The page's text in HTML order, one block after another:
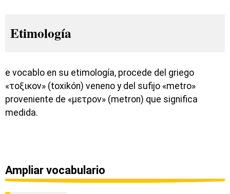
Etimología
e vocablo en su etimología, procede del griego
«τοξικον» (toxikón) veneno y del sufijo «metro»
proveniente de «μετρον» (metron) que significa
medida.
Ampliar vocabulario